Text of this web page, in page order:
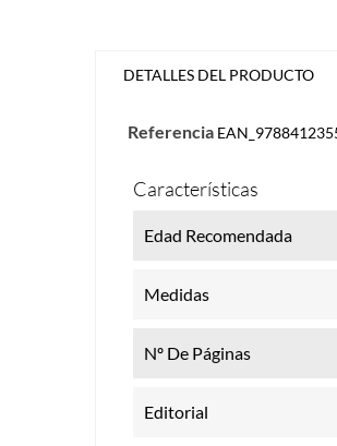
DETALLES DEL PRODUCTO
Referencia
Características
Edad Recomendada
Medidas
Nº De Páginas
Editorial